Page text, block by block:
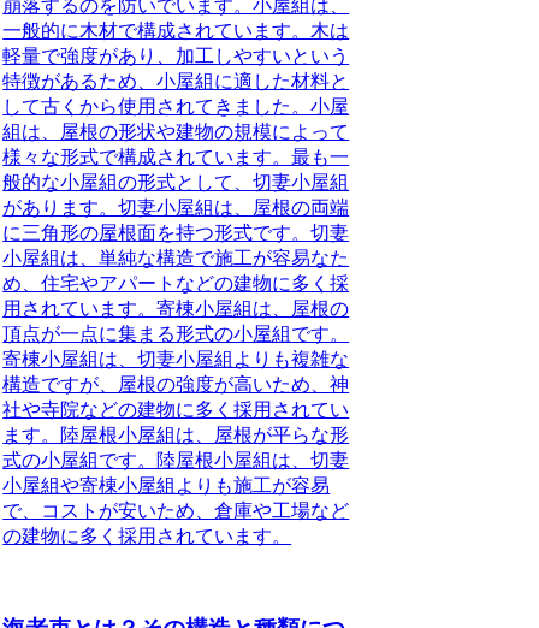
崩落するのを防いでいます。小屋組は、
一般的に木材で構成されています。木は
軽量で強度があり、加工しやすいという
特徴があるため、小屋組に適した材料と
して古くから使用されてきました。小屋
組は、屋根の形状や建物の規模によって
様々な形式で構成されています。最も一
般的な小屋組の形式として、切妻小屋組
があります。切妻小屋組は、屋根の両端
に三角形の屋根面を持つ形式です。切妻
小屋組は、単純な構造で施工が容易なた
め、住宅やアパートなどの建物に多く採
用されています。寄棟小屋組は、屋根の
頂点が一点に集まる形式の小屋組です。
寄棟小屋組は、切妻小屋組よりも複雑な
構造ですが、屋根の強度が高いため、神
社や寺院などの建物に多く採用されてい
ます。陸屋根小屋組は、屋根が平らな形
式の小屋組です。陸屋根小屋組は、切妻
小屋組や寄棟小屋組よりも施工が容易
で、コストが安いため、倉庫や工場など
の建物に多く採用されています。